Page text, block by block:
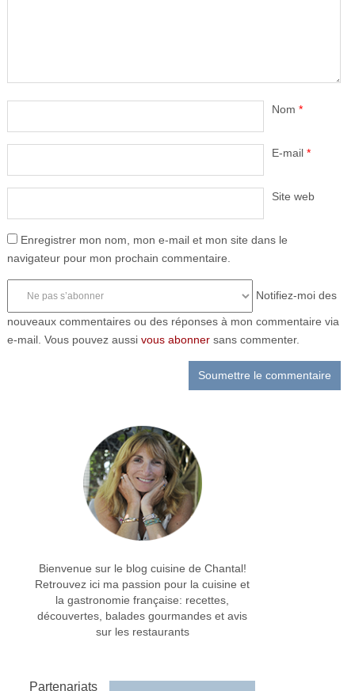
Nom *
E-mail *
Site web
Enregistrer mon nom, mon e-mail et mon site dans le
navigateur pour mon prochain commentaire.
Notifiez-moi des
nouveaux commentaires ou des réponses à mon commentaire via
e-mail. Vous pouvez aussi vous abonnersans commenter.
Bienvenue sur le blog cuisine de Chantal!
Retrouvez ici ma passion pour la cuisine et
la gastronomie française: recettes,
découvertes, balades gourmandes et avis
sur les restaurants
Partenariats